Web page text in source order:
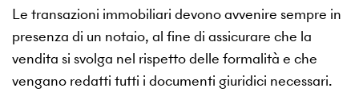
Le transazioni immobiliari devono avvenire sempre in
presenza di un notaio, al fine di assicurare che la
vendita si svolga nel rispetto delle formalità e che
vengano redatti tutti i documenti giuridici necessari.